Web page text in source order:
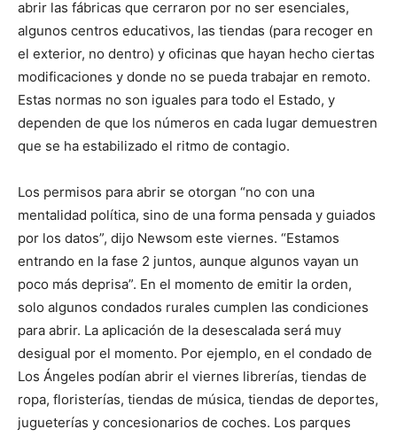
abrir las fábricas que cerraron por no ser esenciales,
algunos centros educativos, las tiendas (para recoger en
el exterior, no dentro) y oficinas que hayan hecho ciertas
modificaciones y donde no se pueda trabajar en remoto.
Estas normas no son iguales para todo el Estado, y
dependen de que los números en cada lugar demuestren
que se ha estabilizado el ritmo de contagio.
Los permisos para abrir se otorgan “no con una
mentalidad política, sino de una forma pensada y guiados
por los datos”, dijo Newsom este viernes. “Estamos
entrando en la fase 2 juntos, aunque algunos vayan un
poco más deprisa”. En el momento de emitir la orden,
solo algunos condados rurales cumplen las condiciones
para abrir. La aplicación de la desescalada será muy
desigual por el momento. Por ejemplo, en el condado de
Los Ángeles podían abrir el viernes librerías, tiendas de
ropa, floristerías, tiendas de música, tiendas de deportes,
jugueterías y concesionarios de coches. Los parques